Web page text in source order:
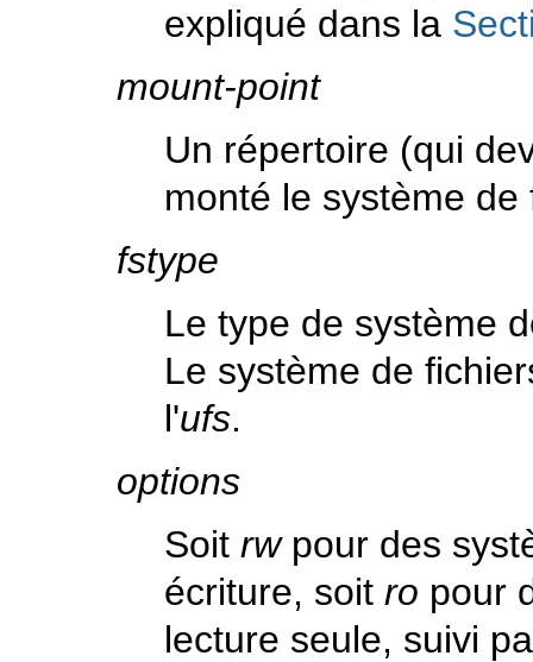
expliqué dans la
mount-point
Un répertoire (qui
monté le système de
fstype
Le type de système
Le système de
l'ufs.
options
Soit rwpour des
écriture, soit ro pour
lecture seule, suivi